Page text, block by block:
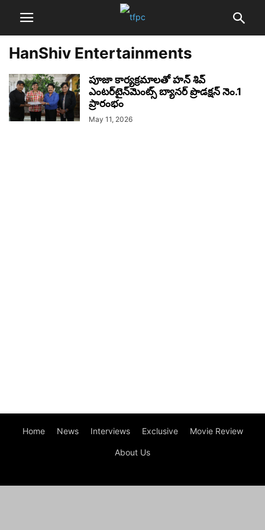
HanShiv Entertainments
పూజా కార్యక్రమాలతో హ‌న్ శివ్
ఎంట‌ర్‌టైన్‌మెంట్స్ బ్యాన‌ర్ ప్రొడక్ష‌న్ నెం.1
ప్రారంభం
May 11, 2026
Home News Interviews Exclusive Movie Review
About Us